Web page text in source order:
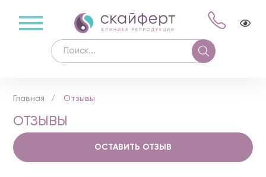
Главная Отзывы
ОТЗЫВЫ
ОСТАВИТЬ ОТЗЫВ